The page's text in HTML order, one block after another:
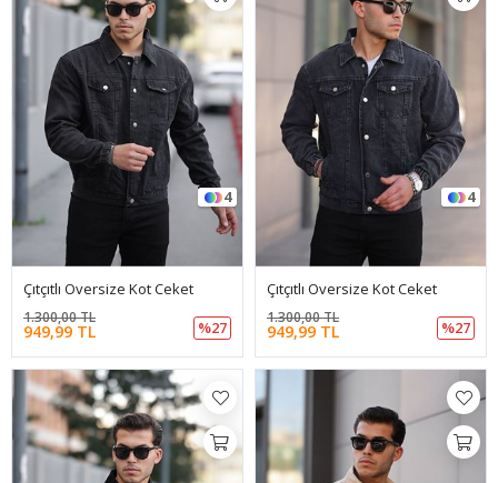
4
Çıtçıtlı Oversize Kot Ceket
949,99 TL
1.300,00 TL
%27
4
Çıtçıtlı Oversize Kot Ceket
949,99 TL
1.300,00 TL
%27